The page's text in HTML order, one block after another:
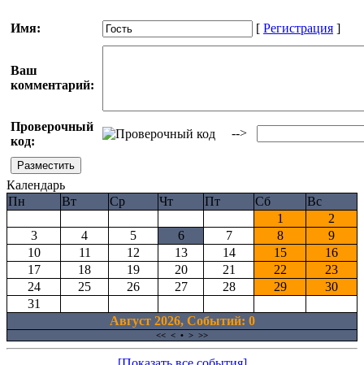
Имя: [ Регистрация ]
Ваш
комментарий:
Проверочный
код:
-->
Календарь
Пн
Вт Ср Чт Пт Сб
Вс
1
2
3
4 5 6 7 8
9
10
11 12 13 14 15
16
17
18 19 20 21 22
23
24
25 26 27 28 29
30
31
Август 2026, Cобытий: 0
<< < • > >>